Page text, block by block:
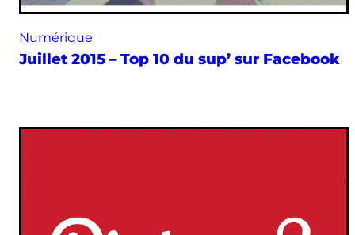
Numérique
Juillet 2015 – Top 10 du sup’ sur Facebook